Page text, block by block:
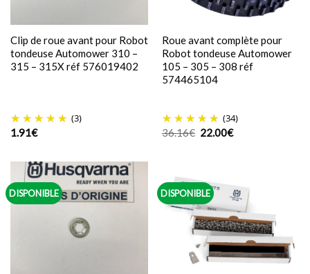
Clip de roue avant pour Robot
tondeuse Automower 310 –
315 – 315X réf 576019402
(3)
1.91€
Roue avant complète pour
Robot tondeuse Automower
105 – 305 – 308 réf
574465104
(34)
36.16€ Le
prix
22.00€Le
prix
DISPONIBLE DISPONIBLE